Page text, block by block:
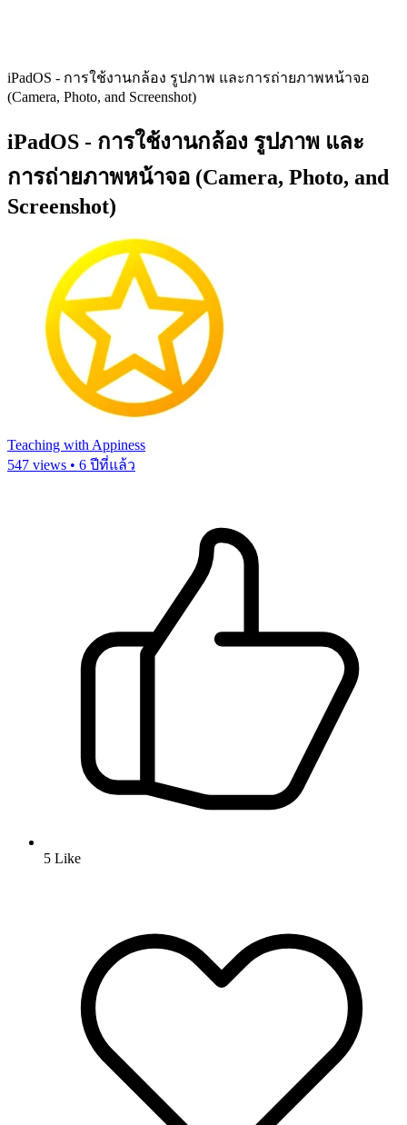
iPadOS - การใช้งานกล้อง รูปภาพ และการถ่ายภาพหน้าจอ
(Camera, Photo, and Screenshot)
iPadOS - การใช้งานกล้อง รูปภาพ และ
การถ่ายภาพหน้าจอ (Camera, Photo, and
Screenshot)
Teaching with Appiness
547 views • 6 ปีที่แล้ว
5 Like